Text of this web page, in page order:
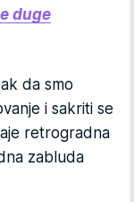
duge
da smo
i sakriti se
retrogradna
zabluda